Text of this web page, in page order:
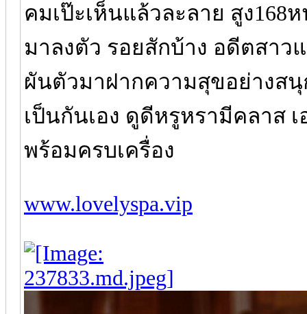
คมเป๊ะเห็นแล้วละลาย สูง168
มาลงตัว รอยสักบ้าง อดีตสา
ผันตัวมาฝากความสุขอย่างส
เป็นกันเอง ดูดีหรูหรามีคลาส
พร้อมครบเครื่อง
www.lovelyspa.vip